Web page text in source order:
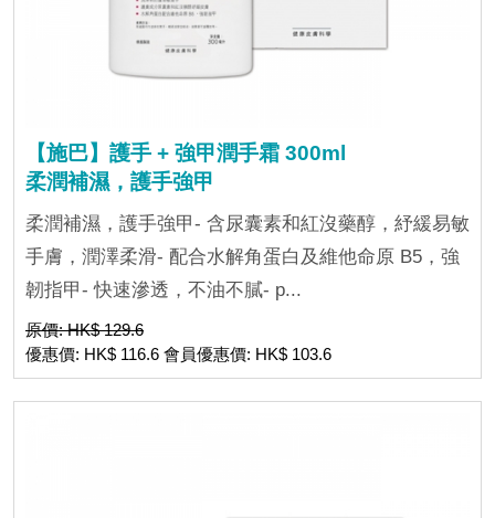
【施巴】護手 + 強甲潤手霜 300ml
柔潤補濕，護手強甲
柔潤補濕，護手強甲- 含尿囊素和紅沒藥醇，紓緩易敏
手膚，潤澤柔滑- 配合水解角蛋白及維他命原 B5，強
韌指甲- 快速滲透，不油不膩- p...
原價: HK$ 129.6
優惠價: HK$ 116.6 會員優惠價: HK$ 103.6